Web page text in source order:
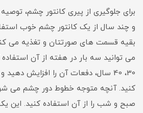
برای جلوگیری از پیری کانتور چشم،
و چند سال از یک کانتور چشم خوب
بقیه قسمت های صورتتان و تغذیه می
می توانید سه بار در هفته از آن
30، 40 سال، دفعات آن را افزایش
کنید. آنچه متوجه خطوط دور چشم می
صبح و شب را از آن استفاده کنید.